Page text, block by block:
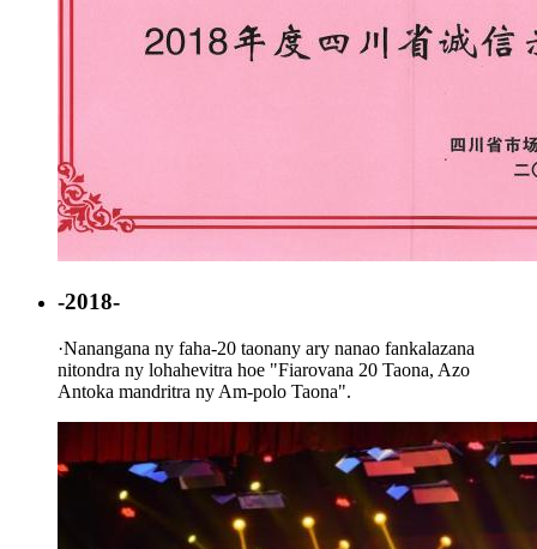
-2018-
·Nanangana ny faha-20 taonany ary nanao fankalazana
nitondra ny lohahevitra hoe "Fiarovana 20 Taona, Azo
Antoka mandritra ny Am-polo Taona".